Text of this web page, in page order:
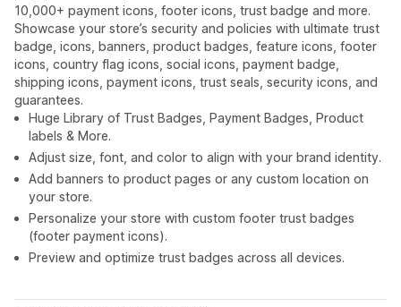
10,000+ payment icons, footer icons, trust badge and more.
Showcase your store’s security and policies with ultimate trust
badge, icons, banners, product badges, feature icons, footer
icons, country flag icons, social icons, payment badge,
shipping icons, payment icons, trust seals, security icons, and
guarantees.
Huge Library of Trust Badges, Payment Badges, Product
labels & More.
Adjust size, font, and color to align with your brand identity.
Add banners to product pages or any custom location on
your store.
Personalize your store with custom footer trust badges
(footer payment icons).
Preview and optimize trust badges across all devices.